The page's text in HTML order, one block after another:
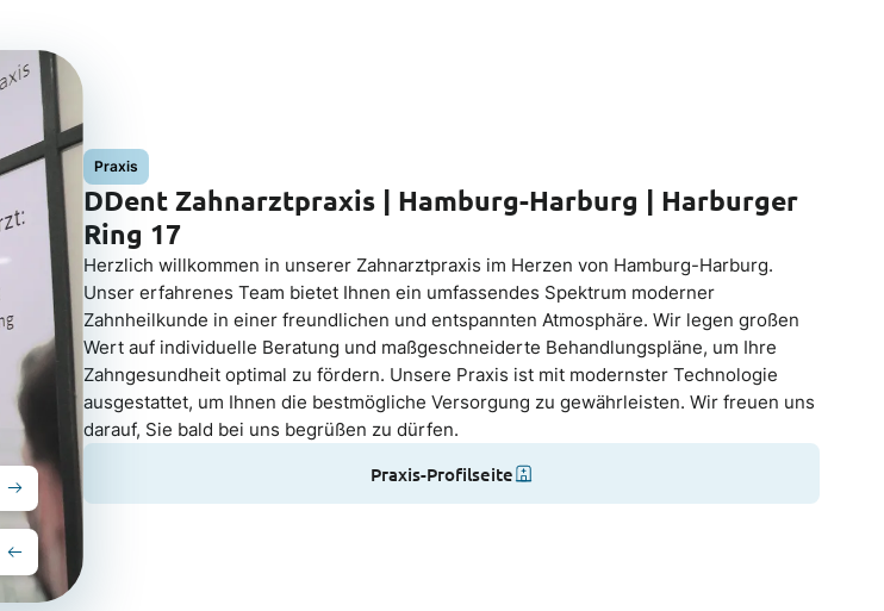
Praxis
DDent Zahnarztpraxis | Hamburg-Harburg | Harburger
Ring 17
Herzlich willkommen in unserer Zahnarztpraxis im Herzen von Hamburg-Harburg.
Unser erfahrenes Team bietet Ihnen ein umfassendes Spektrum moderner
Zahnheilkunde in einer freundlichen und entspannten Atmosphäre. Wir legen großen
Wert auf individuelle Beratung und maßgeschneiderte Behandlungspläne, um Ihre
Zahngesundheit optimal zu fördern. Unsere Praxis ist mit modernster Technologie
ausgestattet, um Ihnen die bestmögliche Versorgung zu gewährleisten. Wir freuen uns
darauf, Sie bald bei uns begrüßen zu dürfen.
Praxis-Profilseite